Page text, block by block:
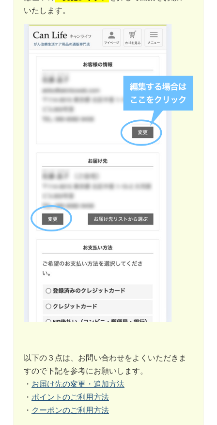
いたします。
以下の３点は、お問い合わせをよくいただきま
すので下記を参考にお願いします。
・ お届け先の変更・追加方法
・ ポイントのご利用方法
・ クーポンのご利用方法